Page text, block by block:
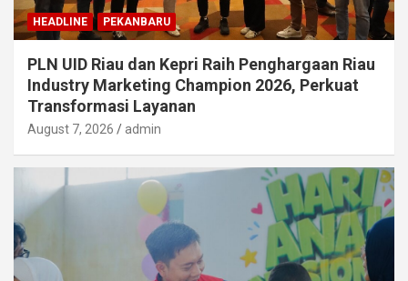
HEADLINE PEKANBARU
PLN UID Riau dan Kepri Raih Penghargaan Riau
Industry Marketing Champion 2026, Perkuat
Transformasi Layanan
August 7, 2026 admin